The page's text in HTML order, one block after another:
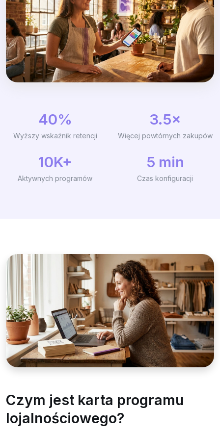
40%
Wyższy wskaźnik retencji
3.5×
Więcej powtórnych zakupów
10K+
Aktywnych programów
5 min
Czas konfiguracji
Czym jest karta programu
lojalnościowego?